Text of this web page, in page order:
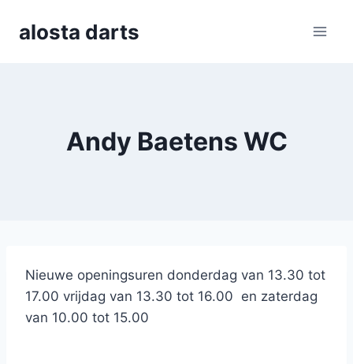
alosta darts
Andy Baetens WC
Nieuwe openingsuren donderdag van 13.30 tot
17.00 vrijdag van 13.30 tot 16.00 en zaterdag
van 10.00 tot 15.00